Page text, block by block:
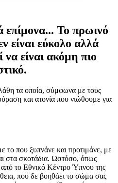
επίμονα... Το πρωινό
είναι εύκολο αλλά
να είναι ακόμη πιο
τα οποία, σύμφωνα με τους
και ατονία που νιώθουμε για
το που ξυπνάνε και προτιμάνε, με
στα σκοτάδια. Ωστόσο, όπως
το Εθνικό Κέντρο Ύπνου της
που δε βοηθάει το σώμα σας